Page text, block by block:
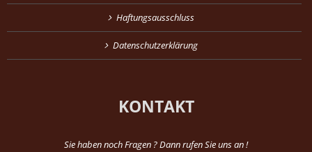
Haftungsausschluss
Datenschutzerklärung
KONTAKT
Sie haben noch Fragen ? Dann rufen Sie uns an !